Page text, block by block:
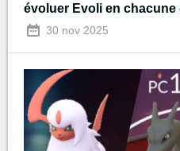
évoluer Evoli en
30 nov 2025